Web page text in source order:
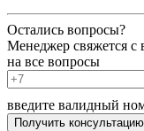
Остались вопросы?
Менеджер свяжется с
на все вопросы
введите валидный
Получить консультацию